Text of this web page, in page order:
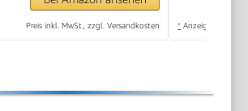
BHD510/20
Preis inkl. MwSt., zzgl. Versandkosten * Anzeige